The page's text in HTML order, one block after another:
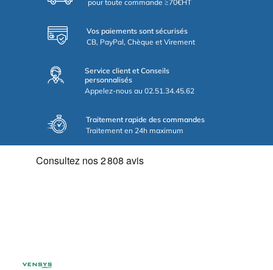
pour toute commande ≥70€HT
Vos paiements sont sécurisés
CB, PayPal, Chèque et Virement
Service client et Conseils
personnalisés
Appelez-nous au 02.51.34.45.62
Traitement rapide des commandes
Traitement en 24h maximum